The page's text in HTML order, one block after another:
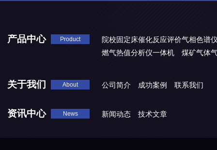
产品中心 Product
院校固定床催化反应评价气相色谱
燃气热值分析仪一体机
煤矿气体
关于我们 About 公司简介 成功案例 联系我们
资讯中心 News 新闻动态 技术文章